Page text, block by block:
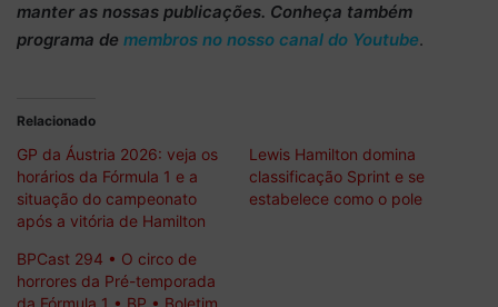
manter as nossas publicações. Conheça também
programa de membros no nosso canal do Youtube.
Relacionado
GP da Áustria 2026: veja os
horários da Fórmula 1 e a
situação do campeonato
após a vitória de Hamilton
Lewis Hamilton domina
classificação Sprint e se
estabelece como o pole
BPCast 294 • O circo de
horrores da Pré-temporada
da Fórmula 1 • BP • Boletim